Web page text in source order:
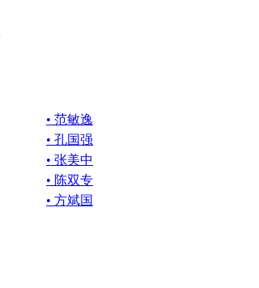
• 范敏逸
• 孔国强
• 张美中
• 陈双专
• 方斌国